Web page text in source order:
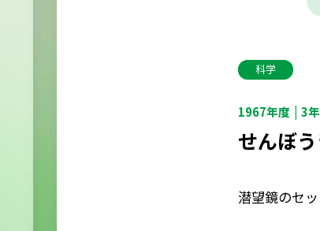
科学
1967年度 3
せんぼ
潜望鏡のセ